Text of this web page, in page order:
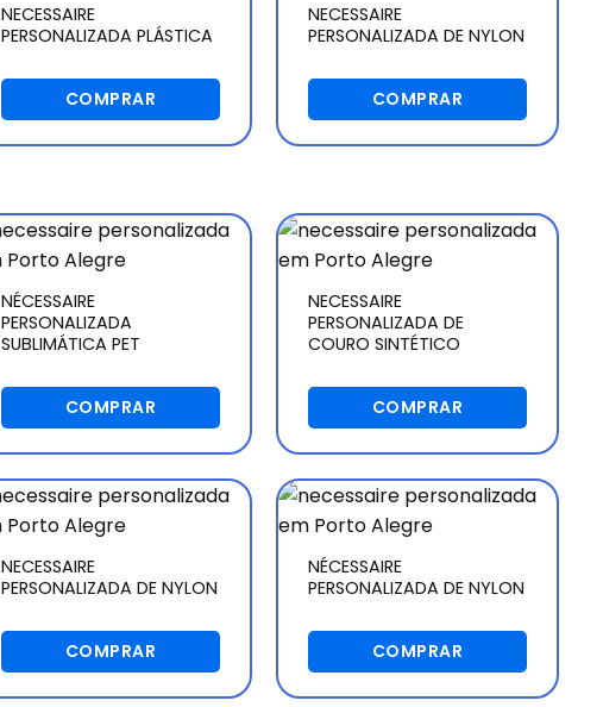
NECESSAIRE
PERSONALIZADA PLÁSTICA
COMPRAR
NECESSAIRE
PERSONALIZADA DE NYLON
COMPRAR
NÉCESSAIRE
PERSONALIZADA
SUBLIMÁTICA PET
COMPRAR
NECESSAIRE
PERSONALIZADA DE
COURO SINTÉTICO
COMPRAR
NECESSAIRE
PERSONALIZADA DE NYLON
COMPRAR
NÉCESSAIRE
PERSONALIZADA DE NYLON
COMPRAR